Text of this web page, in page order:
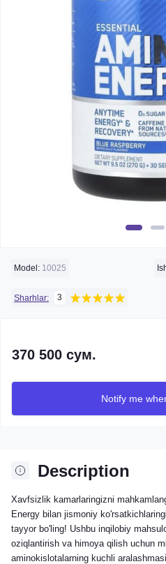
Model: 10025
Sharhlar: 3
370 500 сум.
Notify me
Description
Xavfsizlik kamarlaringizni
Energy bilan jismoniy
tayyor bo'ling! Ushbu inqilobiy
oziqlantirish va himoya qilish uchun
aminokislotalarning kuchli